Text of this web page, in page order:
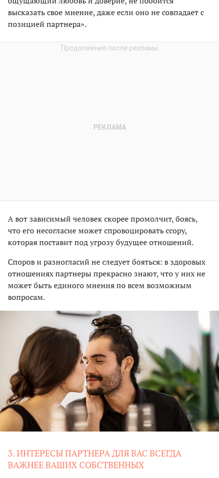
высказать свое мнение, даже если оно не совпадает с
позицией партнера».
А вот зависимый человек скорее промолчит, боясь,
что его несогласие может спровоцировать ссору,
которая поставит под угрозу будущее отношений.
Споров и разногласий не следует бояться: в здоровых
отношениях партнеры прекрасно знают, что у них не
может быть единого мнения по всем возможным
вопросам.
3. ИНТЕРЕСЫ ПАРТНЕРА ДЛЯ ВАС ВСЕГДА
ВАЖНЕЕ ВАШИХ СОБСТВЕННЫХ